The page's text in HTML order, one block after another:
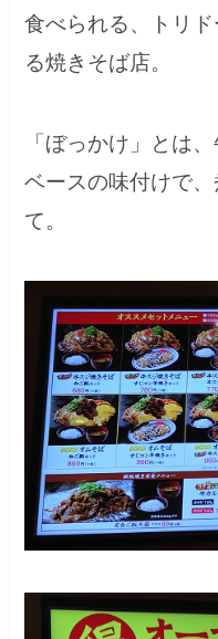
食べられる、トリ
る焼きそば店。
「ぼっかけ」とは
ベースの味付けで
て。